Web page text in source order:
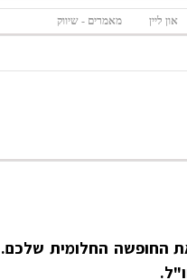
און ליין מאמרים - שיווק
החופשה החלומית שלכם.